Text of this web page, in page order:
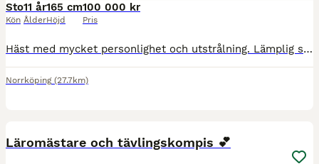
Sto
Kön
11 år
Ålder
165 cm
Höjd
100 000 kr
Pris
Häst med mycket personlighet och utstrålning. Lämplig som första storhäst, trevlig att rida med lagom energi. Kan bli pigg och busig vid uteritter och hoppning, rids bäst ut med sällskap. Tävlad upp
Norrköping (27.7km)
Läromästare och tävlingskompis 💕